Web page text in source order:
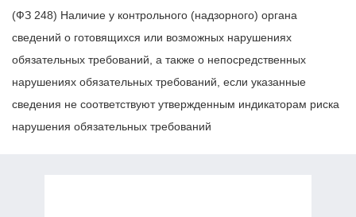
(ФЗ 248) Наличие у контрольного (надзорного) органа
сведений о готовящихся или возможных нарушениях
обязательных требований, а также о непосредственных
нарушениях обязательных требований, если указанные
сведения не соответствуют утвержденным индикаторам риска
нарушения обязательных требований